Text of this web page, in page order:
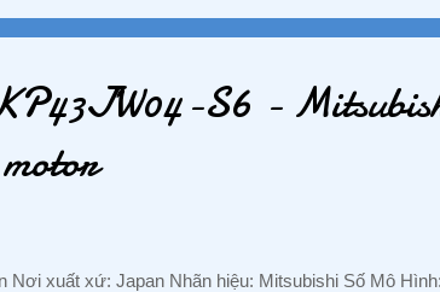
#NhaPhanPhoi #DaiLy #Mitsubishi
#Solar #Energy #Contactor #CB #CauDao
S6 -
Nơi xuất xứ: Japan Nhãn hiệu: Mitsubishi Số Mô